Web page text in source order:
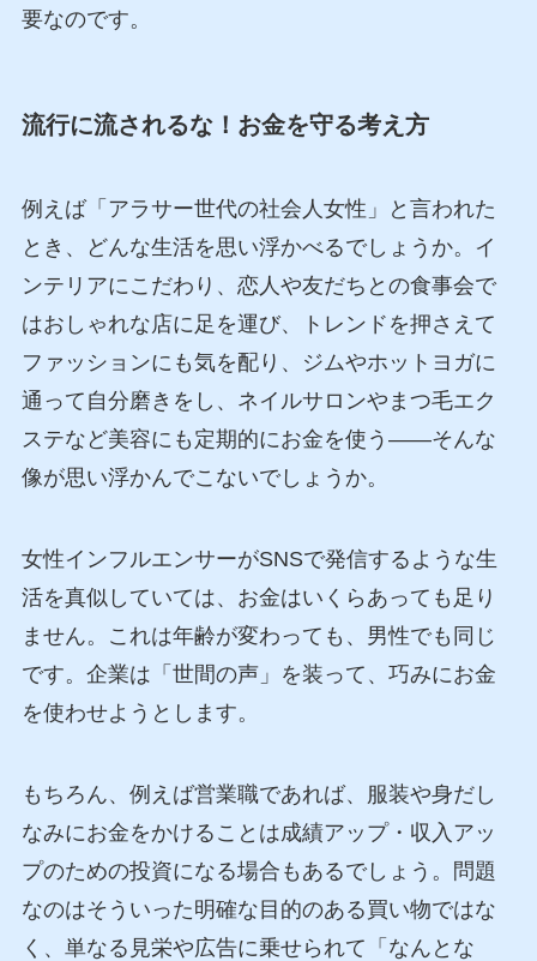
要なのです。
流行に流されるな！お金を守る考え方
例えば「アラサー世代の社会人女性」と言われた
とき、どんな生活を思い浮かべるでしょうか。イ
ンテリアにこだわり、恋人や友だちとの食事会で
はおしゃれな店に足を運び、トレンドを押さえて
ファッションにも気を配り、ジムやホットヨガに
通って自分磨きをし、ネイルサロンやまつ毛エク
ステなど美容にも定期的にお金を使う——そんな
像が思い浮かんでこないでしょうか。
女性インフルエンサーがSNSで発信するような生
活を真似していては、お金はいくらあっても足り
ません。これは年齢が変わっても、男性でも同じ
です。企業は「世間の声」を装って、巧みにお金
を使わせようとします。
もちろん、例えば営業職であれば、服装や身だし
なみにお金をかけることは成績アップ・収入アッ
プのための投資になる場合もあるでしょう。問題
なのはそういった明確な目的のある買い物ではな
く、単なる見栄や広告に乗せられて「なんとな